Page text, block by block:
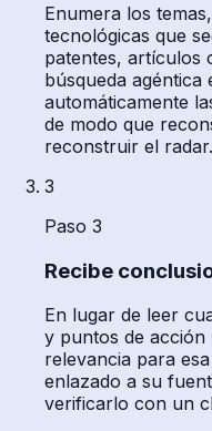
Enumera los
tecnológicas que
patentes, artículos
búsqueda
automáticamente
de modo que
reconstruir el radar.
3
Paso 3
Recibe
En lugar de leer
y puntos de acción
relevancia para
enlazado a su
verificarlo con un